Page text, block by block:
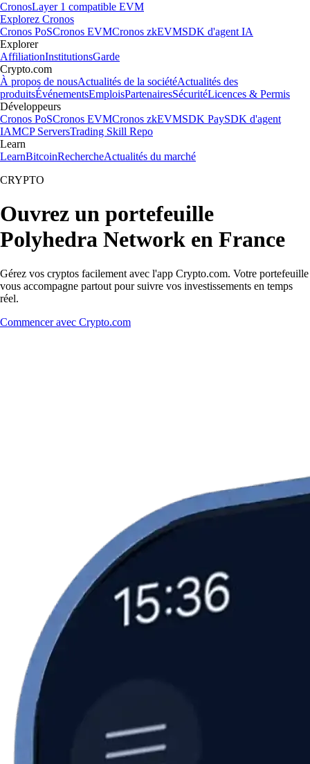
CronosLayer 1 compatible EVM
Explorez Cronos
Cronos PoSCronos EVMCronos zkEVMSDK d'agent IA
Explorer
AffiliationInstitutionsGarde
Crypto.com
À propos de nousActualités de la sociétéActualités des
produitsÉvénementsEmploisPartenairesSécuritéLicences & Permis
Développeurs
Cronos PoSCronos EVMCronos zkEVMSDK PaySDK d'agent
IAMCP ServersTrading Skill Repo
Learn
LearnBitcoinRechercheActualités du marché
CRYPTO
Ouvrez un portefeuille
Polyhedra Network en France
Gérez vos cryptos facilement avec l'app Crypto.com. Votre portefeuille
vous accompagne partout pour suivre vos investissements en temps
réel.
Commencer avec Crypto.com